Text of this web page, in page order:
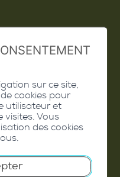
sur ce site,
cookies pour
utilisateur et
visites. Vous
des cookies